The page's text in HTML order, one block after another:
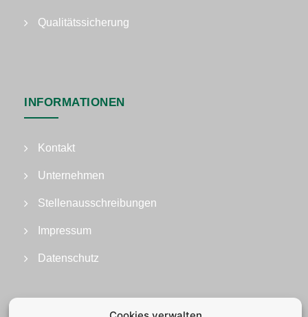
Qualitätssicherung
INFORMATIONEN
Kontakt
Unternehmen
Stellenausschreibungen
Impressum
Datenschutz